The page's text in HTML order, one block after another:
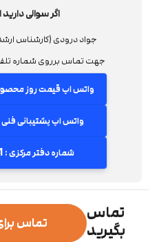
اگر سوالی
جواد درودی (کارشناس
جهت تماس برروی شماره
واتس اپ قیمت روز
واتس اپ پشتیبانی
شماره دفتر مرکزی :
تماس
بگیرید
تماس